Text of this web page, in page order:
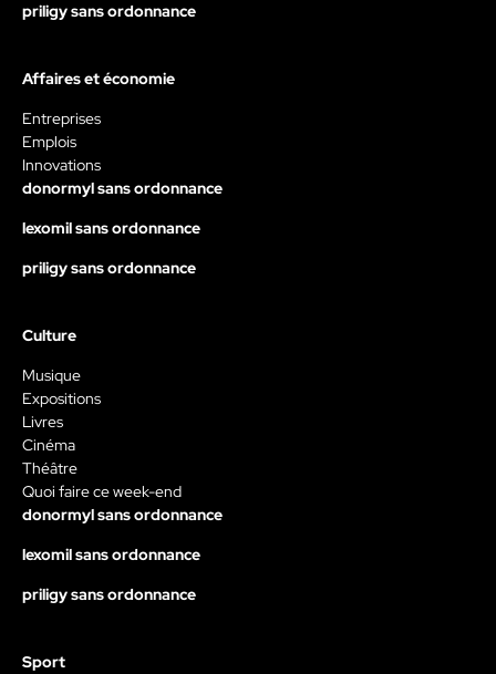
priligy sans ordonnance
Affaires et économie
Entreprises
Emplois
Innovations
donormyl sans ordonnance
lexomil sans ordonnance
priligy sans ordonnance
Culture
Musique
Expositions
Livres
Cinéma
Théâtre
Quoi faire ce week-end
donormyl sans ordonnance
lexomil sans ordonnance
priligy sans ordonnance
Sport